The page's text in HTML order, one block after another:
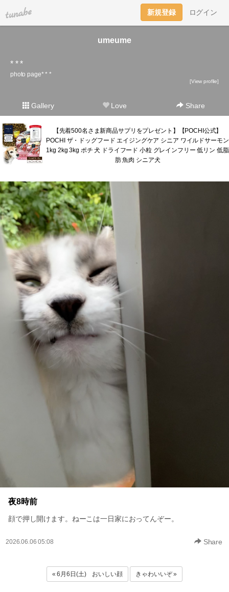
tuna.be 新規登録 ログイン
umeume
* * *
photo page* * *
[View profile]
Gallery Love Share
【先着500名さま新商品サプリをプレゼント】【POCHI公式】
POCHI ザ・ドッグフード エイジングケア シニア ワイルドサーモン
1kg 2kg 3kg ポチ 犬 ドライフード 小粒 グレインフリー 低リン 低脂
肪 魚肉 シニア犬
夜8時前
顔で押し開けます。ねーこは一日家におってんぞー。
2026.06.06 05:08 Share
« 6月6日(土) おいしい顔 きゃわいいぞ »